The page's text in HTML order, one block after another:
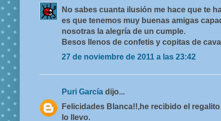
No sabes cuanta ilusión me hace que te
es que tenemos muy buenas amigas
nosotras la alegría de un cumple.
Besos llenos de confetis y copitas de
27 de noviembre de 2011 a las 23:42
Puri García dijo...
Felicidades Blanca!!,he recibido el
lo llevo.